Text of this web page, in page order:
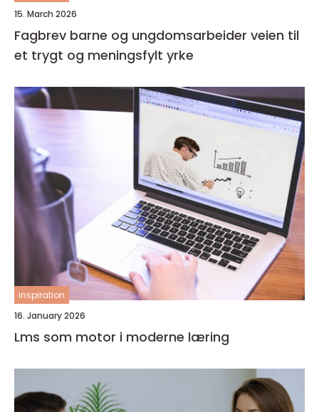
15. March 2026
Fagbrev barne og ungdomsarbeider veien til
et trygt og meningsfylt yrke
inspiration
16. January 2026
Lms som motor i moderne læring